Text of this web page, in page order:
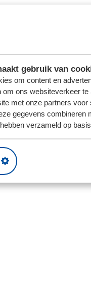
gebruik van
om content en
om ons websiteverkeer
met onze partners
gegevens combineren
verzameld op